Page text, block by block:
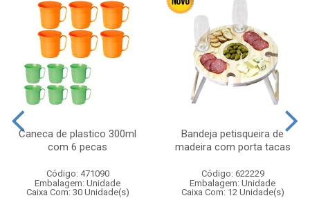
Caneca de plastico 300ml
com 6 pecas
Código: 471090
Embalagem: Unidade
Caixa Com: 30 Unidade(s)
Bandeja petisqueira de
madeira com porta tacas
Código: 622229
Embalagem: Unidade
Caixa Com: 12 Unidade(s)